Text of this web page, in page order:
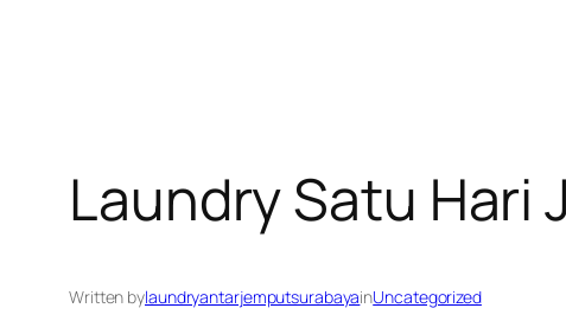
Laundry Satu Hari
Written bylaundryantarjemputsurabayainUncategorized